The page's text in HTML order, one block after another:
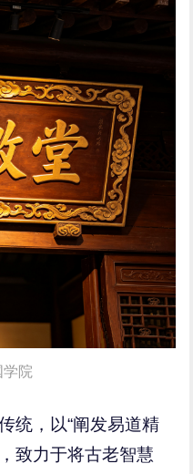
学院
统，以“阐发易道精
致力于将古老智慧